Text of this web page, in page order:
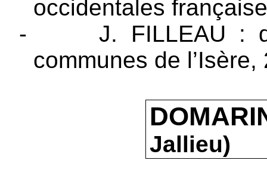
occidentales
-
J. FILLEAU :
communes de
Jallieu)